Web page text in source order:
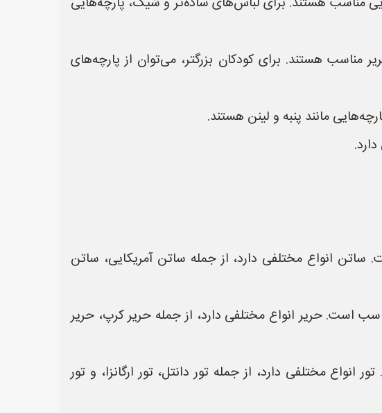
هستند. برای کودکان بزرگتر، می‌توان از پارچه‌های
مانند پنبه و لینن هستند.
انواع مختلفی دارد، از جمله ساتن آمریکایی، ساتن
حریر انواع مختلفی دارد، از جمله حریر کرپ، حریر
مختلفی دارد، از جمله تور دانتل، تور ارگانزا، و تور